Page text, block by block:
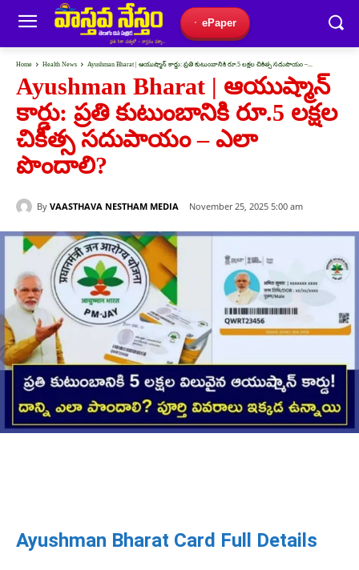
ePaper
Home Health News Ayushman Bharat | ఆయుష్మాన్ కార్డు: ప్రతి కుటుంబానికి రూ.5 లక్షల చికిత్స సదుపాయం –...
Ayushman Bharat | ఆయుష్మాన్
కార్డు: ప్రతి కుటుంబానికి రూ.5 లక్షల
చికిత్స సదుపాయం – ఎలా
పొందాలి?
By VAASTHAVA NESTHAM MEDIA November 25, 2025 5:00 am
Ayushman Bharat Card Full Details